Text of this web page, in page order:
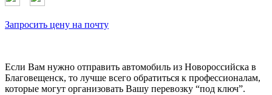
Запросить цену на почту
Если Вам нужно отправить автомобиль из Новороссийска в
Благовещенск, то лучше всего обратиться к профессионалам,
которые могут организовать Вашу перевозку “под ключ”.